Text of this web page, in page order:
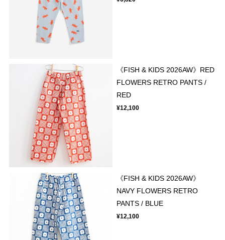
《FISH & KIDS 2026AW》RED
FLOWERS RETRO PANTS /
RED
¥12,100
《FISH & KIDS 2026AW》
NAVY FLOWERS RETRO
PANTS / BLUE
¥12,100